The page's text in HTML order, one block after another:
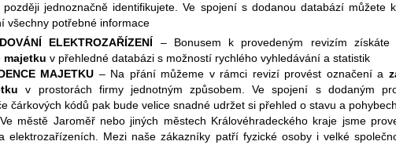
jednoznačně identifikujete. Ve spojení s dodanou databází můžete
všechny potřebné informace
ELEKTROZAŘÍZENÍ – Bonusem k provedeným revizím získáte
majetku v přehledné databázi s možností rychlého vyhledávání a statistik
MAJETKU – Na přání můžeme v rámci revizí provést označení a
v prostorách firmy jednotným způsobem. Ve spojení s dodaným
čárkových kódů pak bude velice snadné udržet si přehled o stavu a
městě Jaroměř nebo jiných městech Královéhradeckého kraje jsme
elektrozařízeních. Mezi naše zákazníky patří fyzické osoby i velké